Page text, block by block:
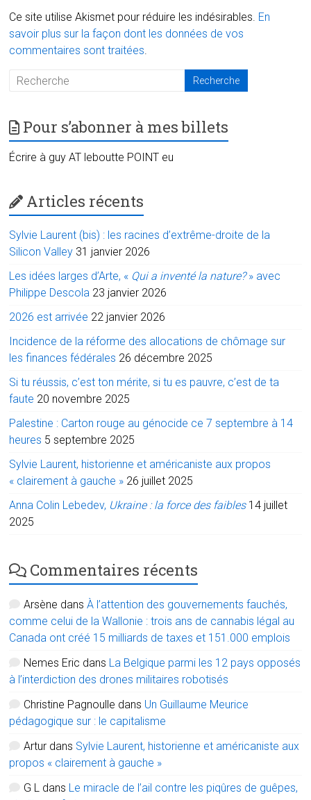
Ce site utilise Akismet pour réduire les indésirables. En
savoir plus sur la façon dont les données de vos
commentaires sont traitées.
Pour s’abonner à mes billets
Écrire à guy AT leboutte POINT eu
Articles récents
Sylvie Laurent (bis) : les racines d’extrême-droite de la
Silicon Valley 31 janvier 2026
Les idées larges d’Arte, « Qui a inventé la nature?» avec
Philippe Descola 23 janvier 2026
2026 est arrivée 22 janvier 2026
Incidence de la réforme des allocations de chômage sur
les finances fédérales 26 décembre 2025
Si tu réussis, c’est ton mérite, si tu es pauvre, c’est de ta
faute 20 novembre 2025
Palestine : Carton rouge au génocide ce 7 septembre à 14
heures 5 septembre 2025
Sylvie Laurent, historienne et américaniste aux propos
« clairement à gauche » 26 juillet 2025
Anna Colin Lebedev, Ukraine : la force des faibles 14 juillet
2025
Commentaires récents
Arsène dansÀ l’attention des gouvernements fauchés,
comme celui de la Wallonie : trois ans de cannabis légal au
Canada ont créé 15 milliards de taxes et 151.000 emplois
Nemes Eric dans La Belgique parmi les 12 pays opposés
à l’interdiction des drones militaires robotisés
Christine Pagnoulle dans Un Guillaume Meurice
pédagogique sur : le capitalisme
Artur dans Sylvie Laurent, historienne et américaniste aux
propos « clairement à gauche »
G L dans Le miracle de l’ail contre les piqûres de guêpes,